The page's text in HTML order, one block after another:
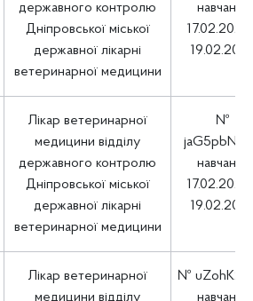
державного контролю
Дніпровської міської
державної лікарні
ветеринарної медицини
навчання
17.02.2025
Лікар ветеринарної
медицини відділу
державного контролю
Дніпровської міської
державної лікарні
ветеринарної медицини
№
навчання
17.02.2025
Лікар ветеринарної
медицини відділу
№
навчання